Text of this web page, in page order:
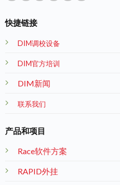
快捷链接
DIM调校设备
DIM官方培训
DIM新闻
联系我们
产品和项目
Race软件方案
RAPID外挂